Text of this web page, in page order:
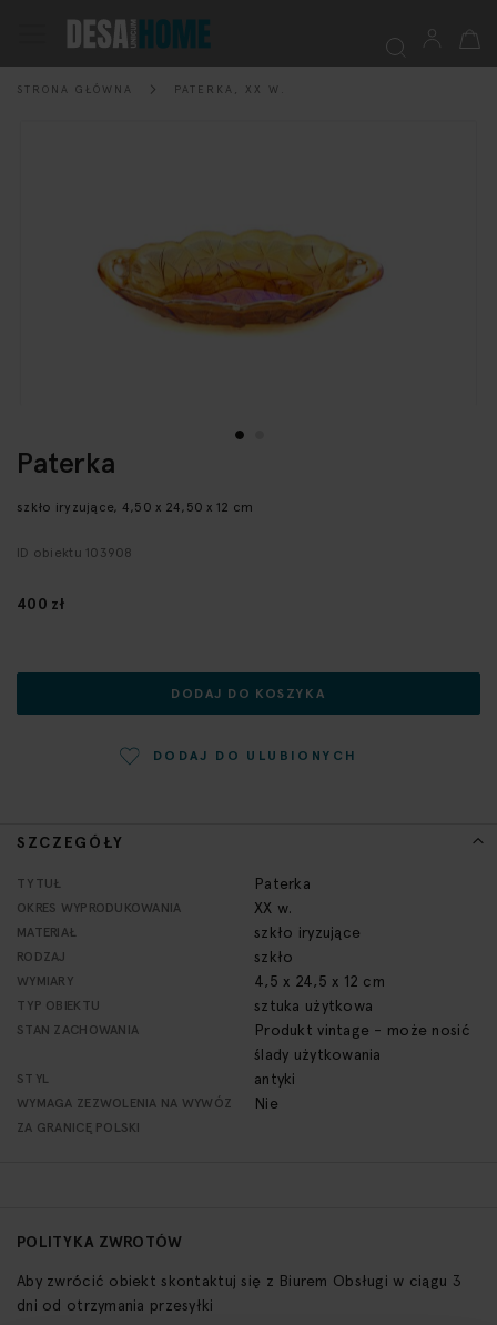
Mój
STRONA GŁÓWNA PATERKA, XX W.
Przejdź
początek
SZCZEGÓŁY
Więcej
informacji
TYTUŁ Paterka
OKRES WYPRODUKOWANIA XX w.
MATERIAŁ szkło iryzujące
RODZAJ szkło
WYMIARY 4,5 x 24,5 x 12 cm
TYP OBIEKTU sztuka użytkowa
STAN ZACHOWANIA
Produkt vintage - może nosić
ślady użytkowania
STYL antyki
WYMAGA ZEZWOLENIA NA WYWÓZ
ZA GRANICĘ POLSKI
Nie
POLITYKA ZWROTÓW
Aby zwrócić obiekt skontaktuj się z Biurem Obsługi w ciągu 3
dni od otrzymania przesyłki
szkło iryzujące, 4,50 x 24,50 x 12 cm
Paterka
ID obiektu 103908
400 zł
DODAJ DO KOSZYKA
DODAJ DO ULUBIONYCH